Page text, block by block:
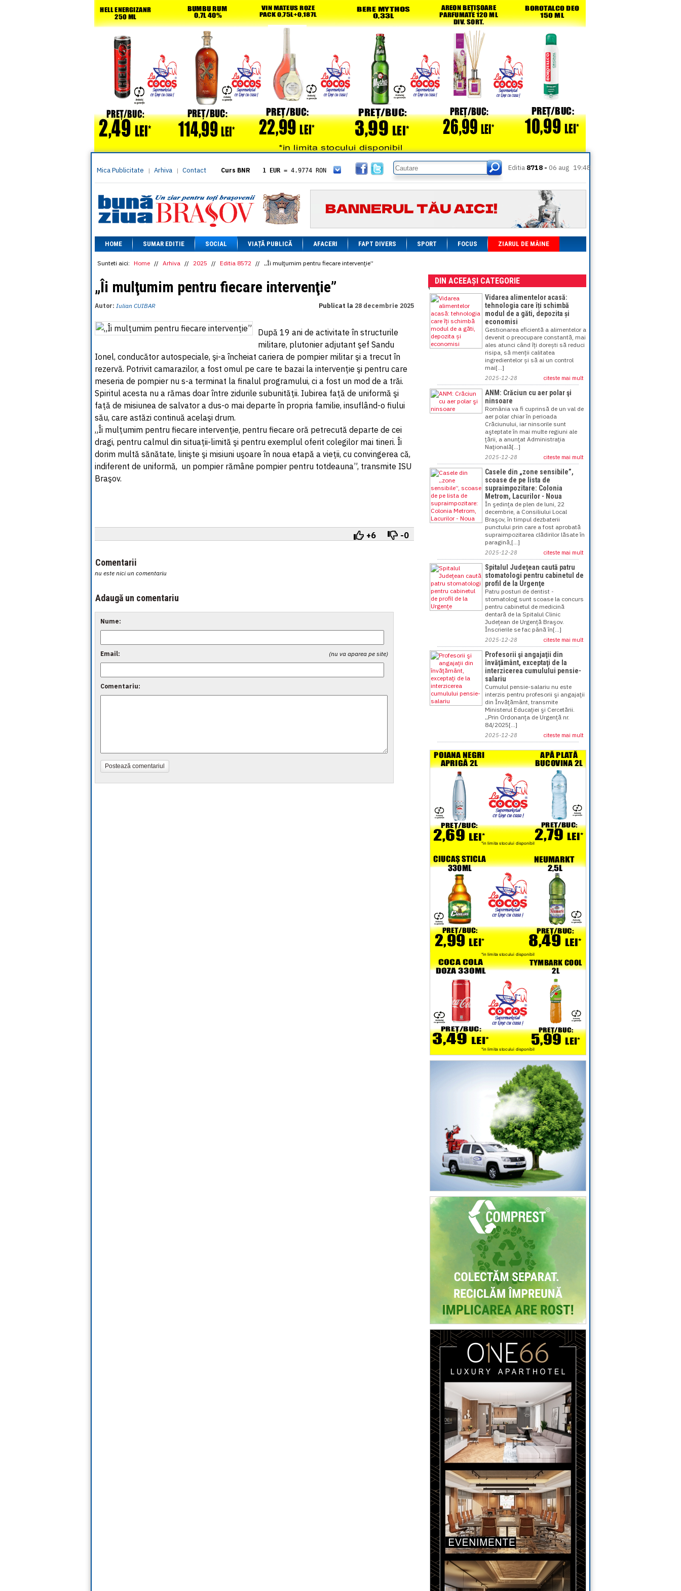
Mica Publicitate | Arhiva | Contact Curs BNR 1 EUR = 4.9774 RON
= 5.8304 RON
1 XAU= 464.4611 RON
1 AED= 1.1933 RON
1 AUD= 2.7957 RON
1 BGN= 2.5449 RON
1 CAD= 3.1559 RON
1 CHF= 5.2813 RON
1 CNY= 0.6015 RON
1 DKK
= 0.6668 RON
1 EGP = 0.0860 RON
= 0.0513 RON
1 MDL = 0.2538 RON
1 MXN= 0.2227 RON
1 NOK
= 0.4191 RON
= 2.6097 RON
1 PLN= 1.1646 RON
1 RSD= 0.0425 RON
1 RUB
= 0.0530 RON
= 0.4526 RON
1 TRY= 0.1141 RON
1 XDR
= 5.9383 RON
= 0.2318 RON
Editia 8718 - 06 aug 19:48
HOME SUMAR EDITIE SOCIAL VIAȚĂ PUBLICĂ AFACERI FAPT DIVERS SPORT FOCUS ZIARUL DE MÂINE
Sunteti aici: Home // Arhiva // 2025 // Editia 8572 // „Îi mulţumim pentru fiecare intervenţie”
„Îi mulţumim pentru fiecare intervenţie”
Autor: Iulian CUIBAR Publicat la 28 decembrie 2025
După 19 ani de activitate în structurile
militare, plutonier adjutant şef Sandu
Ionel, conducător autospeciale, şi-a încheiat cariera de pompier militar şi a trecut în
rezervă. Potrivit camarazilor, a fost omul pe care te bazai la intervenţie şi pentru care
meseria de pompier nu s-a terminat la finalul programului, ci a fost un mod de a trăi.
Spiritul acesta nu a rămas doar între zidurile subunităţii. Iubirea faţă de uniformă şi
faţă de misiunea de salvator a dus-o mai departe în propria familie, insuflând-o fiului
său, care astăzi continuă acelaşi drum.
„Îi mulţumim pentru fiecare intervenţie, pentru fiecare oră petrecută departe de cei
dragi, pentru calmul din situaţii-limită şi pentru exemplul oferit colegilor mai tineri. Îi
dorim multă sănătate, linişte şi misiuni uşoare în noua etapă a vieţii, cu convingerea că,
indiferent de uniformă, un pompier rămâne pompier pentru totdeauna”, transmite ISU
Braşov.
+6 -0
Comentarii
nu este nici un comentariu
Adaugă un comentariu
Nume:
(nu va aparea pe site)
Email:
Comentariu:
Postează comentariul
DIN ACEEAȘI CATEGORIE
Vidarea alimentelor acasă:
tehnologia care îți schimbă
modul de a găti, depozita și
economisi
Gestionarea eficientă a alimentelor a
devenit o preocupare constantă, mai
ales atunci când îți dorești să reduci
risipa, să menții calitatea
ingredientelor și să ai un control
mai[...]
2025-12-28 citeste mai mult
ANM: Crăciun cu aer polar şi
ninsoare
România va fi cuprinsă de un val de
aer polar chiar în perioada
Crăciunului, iar ninsorile sunt
aşteptate în mai multe regiuni ale
ţării, a anunţat Administraţia
Naţională[...]
2025-12-28 citeste mai mult
Casele din „zone sensibile”,
scoase de pe lista de
supraimpozitare: Colonia
Metrom, Lacurilor - Noua
În şedinţa de plen de luni, 22
decembrie, a Consiliului Local
Braşov, în timpul dezbaterii
punctului prin care a fost aprobată
supraimpozitarea clădirilor lăsate în
paragină,[...]
2025-12-28 citeste mai mult
Spitalul Judeţean caută patru
stomatologi pentru cabinetul de
profil de la Urgenţe
Patru posturi de dentist -
stomatolog sunt scoase la concurs
pentru cabinetul de medicină
dentară de la Spitalul Clinic
Judeţean de Urgenţă Braşov.
Înscrierile se fac până în[...]
2025-12-28 citeste mai mult
Profesorii şi angajaţii din
învăţământ, exceptaţi de la
interzicerea cumulului pensie-
salariu
Cumulul pensie-salariu nu este
interzis pentru profesorii şi angajaţii
din Învăţământ, transmite
Ministerul Educaţiei şi Cercetării.
„Prin Ordonanţa de Urgenţă nr.
84/2025[...]
2025-12-28 citeste mai mult